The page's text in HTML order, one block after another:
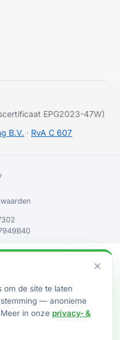
EPG2023-47W)
B.V. · RvA C 607
×
om de site te laten
— anonieme
in onze privacy- &